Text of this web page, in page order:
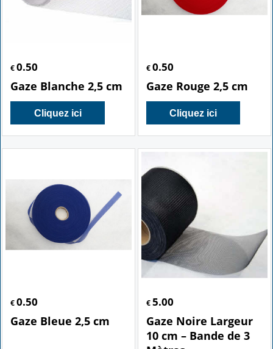
€ 0.50
Gaze Blanche 2,5 cm
Cliquez ici
€0.50
Gaze Rouge 2,5 cm
Cliquez ici
€ 0.50
Gaze Bleue 2,5 cm
€5.00
Gaze Noire Largeur
10 cm – Bande de 3